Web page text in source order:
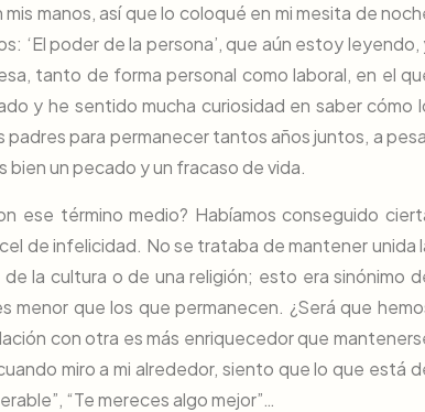
manos, así que lo coloqué en mi mesita de
‘El poder de la persona’, que aún estoy leyendo,
tanto de forma personal como laboral, en el
y he sentido mucha curiosidad en saber cómo
para permanecer tantos años juntos, a
bien un pecado y un fracaso de vida.
ese término medio? Habíamos conseguido
de infelicidad. No se trataba de mantener unida
la cultura o de una religión; esto era sinónimo
menor que los que permanecen. ¿Será que
con otra es más enriquecedor que
miro a mi alrededor, siento que lo que está
“Te mereces algo mejor”…